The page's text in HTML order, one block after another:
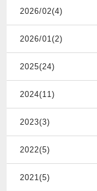
2026/02(4)
2026/01(2)
2025(24)
2024(11)
2023(3)
2022(5)
2021(5)